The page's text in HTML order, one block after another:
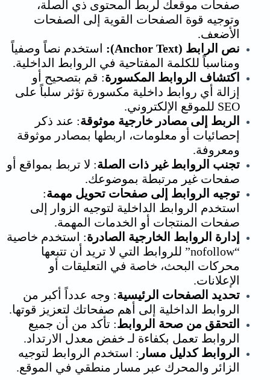
صفحات موقعك لربط المحتوى ذي الصلة،
وتوجيه قوة الصفحات القوية إلى الصفحات
الأضعف.
نص الرابط (Anchor Text):
استخدم نصاً وصفياً
ومناسباً للكلمة المفتاحية في الروابط الداخلية.
اكتشاف الروابط المكسورة: قم بتصحيح أو
إزالة أي روابط داخلية مكسورة تؤثر سلباً على
SEO للموقع الإلكتروني.
الربط إلى مصادر خارجية موثوقة: عند ذكر
إحصائيات أو معلومات، اربطها بمصادر موثوقة
ومعروفة.
تجنب الروابط غير ذات الصلة: لا تربط بمواقع أو
صفحات غير مرتبطة بموضوعك.
توجيه الروابط إلى صفحات تحويل مهمة:
استخدم الروابط الداخلية لتوجيه الزوار إلى
صفحات المنتجات أو الخدمات المهمة.
إدارة الروابط الخارجية الصادرة: استخدم خاصية
“nofollow” للروابط التي لا تريد أن تتبعها
محركات البحث، خاصة في التعليقات أو
الإعلانات.
تحديد الصفحات الرئيسية: وجه عدداً أكبر من
الروابط الداخلية إلى أهم صفحاتك لتعزيز قوتها.
التحقق من صحة الروابط: تأكد من أن جميع
الروابط تعمل بكفاءة لـ خفض معدل الارتداد.
الروابط كدليل مسار : استخدم الروابط لتوجيه
الزائر والمحرك عبر مسار منطقي في الموقع.